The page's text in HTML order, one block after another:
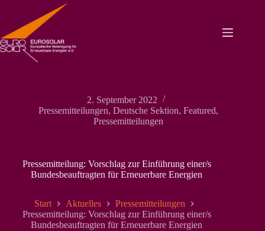
springen
2. September 2022
Pressemitteilungen,Deutsche Sektion,Featured,
Pressemitteilungen
Pressemitteilung: Vorschlag zur Einführung einer/s
Bundesbeauftragten für Erneuerbare Energien
Start Aktuelles
Pressemitteilungen
Pressemitteilung: Vorschlag zur Einführung einer/s
Bundesbeauftragten für Erneuerbare Energien